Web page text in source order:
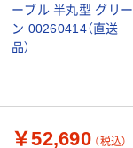
ーブル 半丸型 グリー
ン 00260414（直送
品）
￥52,690 （税込）